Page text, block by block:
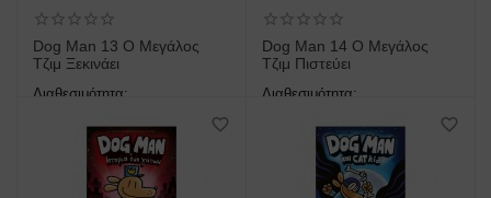
Dog Man 13 Ο Μεγάλος
Τζιμ Ξεκινάει
Διαθεσιμότητα:
έως 3 ημέρες
Dog Man 14 Ο Μεγάλος
Τζιμ Πιστεύει
Διαθεσιμότητα:
έως 3 ημέρες